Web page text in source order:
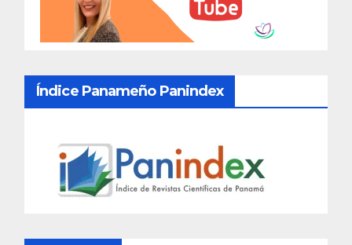
Índice Panameño Panindex